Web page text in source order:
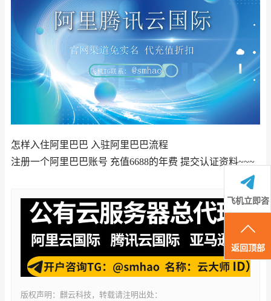
怎样入住阿里巴巴 入驻阿里巴巴流程
注册一个阿里巴巴账号 充值6688的年费 提交认证资料~~~
版权声明：麒云科技，转载请注明出处：
飞机立即咨
询
返回顶部